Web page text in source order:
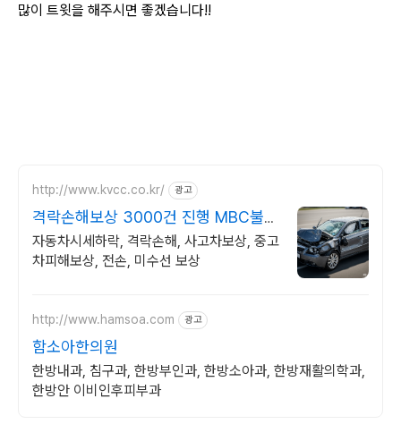
많이 트윗을 해주시면 좋겠습니다!!
http://www.kvcc.co.kr/ 광고
격락손해보상 3000건 진행 MBC불만
제로 모법업체 선정
자동차시세하락, 격락손해, 사고차보상, 중고
차피해보상, 전손, 미수선 보상
http://www.hamsoa.com 광고
함소아한의원
한방내과, 침구과, 한방부인과, 한방소아과, 한방재활의학과,
한방안 이비인후피부과